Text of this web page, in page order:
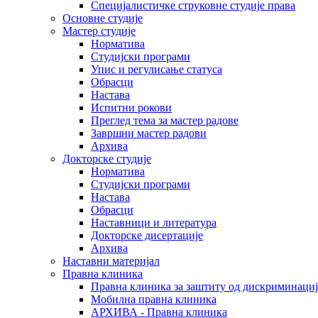
Специјалистичке струковне студије права
Основне студије
Мастер студије
Норматива
Студијски програми
Упис и регулисање статуса
Обрасци
Настава
Испитни рокови
Преглед тема за мастер радове
Завршни мастер радови
Архива
Докторске студије
Норматива
Студијски програми
Настава
Обрасци
Наставници и литература
Докторске дисертације
Архива
Наставни материјал
Правна клиника
Правна клиника за заштиту од
Мобилна правна клиника
АРХИВА - Правна клиника